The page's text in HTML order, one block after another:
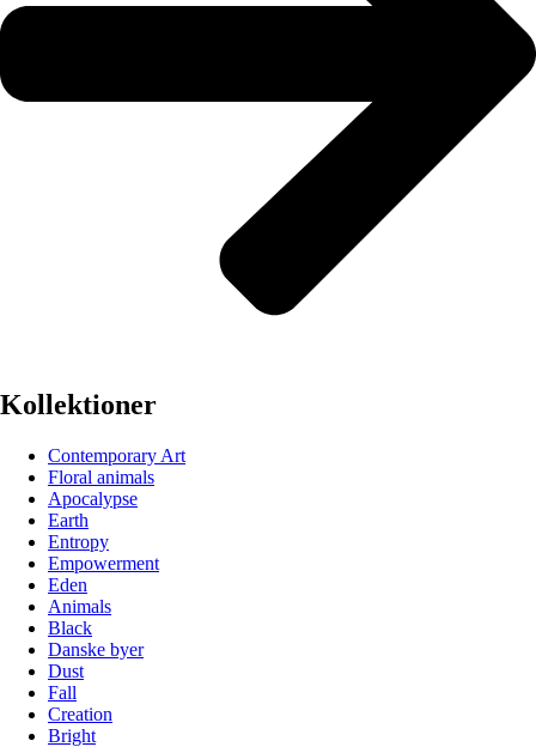
Kollektioner
Contemporary Art
Floral animals
Apocalypse
Earth
Entropy
Empowerment
Eden
Animals
Black
Danske byer
Dust
Fall
Creation
Bright